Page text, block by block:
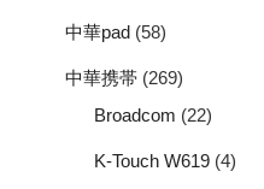
中華pad (58)
中華携帯 (269)
Broadcom (22)
K-Touch W619 (4)